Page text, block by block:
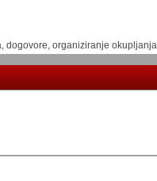
dogovore, organiziranje okupljanja